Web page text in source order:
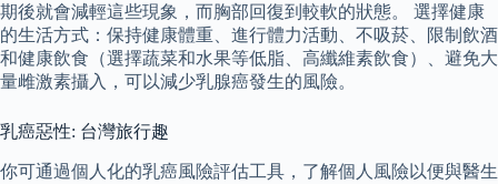
期後就會減輕這些現象，而胸部回復到較軟的狀態。 選擇健康
的生活方式：保持健康體重、進行體力活動、不吸菸、限制飲酒
和健康飲食（選擇蔬菜和水果等低脂、高纖維素飲食）、避免大
量雌激素攝入，可以減少乳腺癌發生的風險。
乳癌惡性: 台灣旅行趣
你可通過個人化的乳癌風險評估工具，了解個人風險以便與醫生